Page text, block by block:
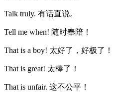
Talk truly. 有话直说。
Tell me when! 随时奉陪！
That is a boy! 太好了，好极了！
That is great! 太棒了！
That is unfair. 这不公平！